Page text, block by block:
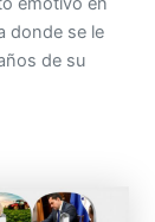
donde se le
de su